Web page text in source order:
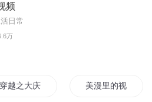
频
日常
万
穿越之大庆帝国 美漫里的视频博主